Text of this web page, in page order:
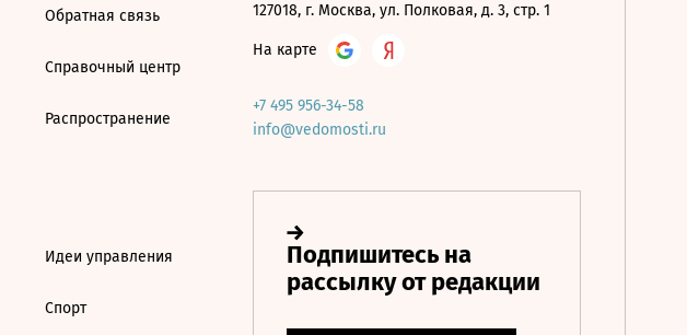
Обратная связь
Справочный центр
Распространение
Идеи управления
Спорт
127018, г. Москва, ул. Полковая, д. 3, стр. 1
На карте
+7 495 956-34-58
info@vedomosti.ru